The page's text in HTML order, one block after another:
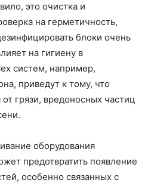
это очистка и
на герметичность,
блоки очень
на гигиену в
систем, например,
приведут к тому, что
грязи, вредоносных частиц
оборудования
предотвратить появление
особенно связанных с